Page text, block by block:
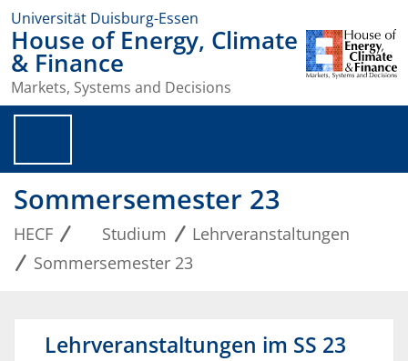
Universität Duisburg-Essen
House of Energy, Climate
& Finance
Markets, Systems and Decisions
Sommersemester 23
HECF Studium
Lehrveranstaltungen
Sommersemester 23
Lehrveranstaltungen im SS 23